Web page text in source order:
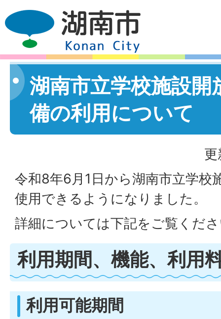
湖南市立学校施設開
備の利用について
令和8年6月1日から湖南市立学校
使用できるようになりました。
詳細については下記をご覧くだ
利用期間、機能、利用
利用可能期間